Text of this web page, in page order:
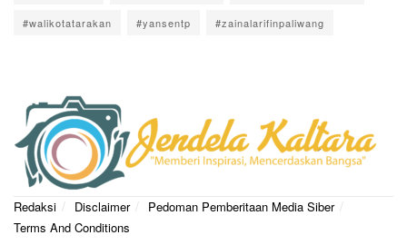
#walikotatarakan #yansentp #zainalarifinpaliwang
Redaksi Disclaimer
Pedoman Pemberitaan Media Siber
Terms And Conditions